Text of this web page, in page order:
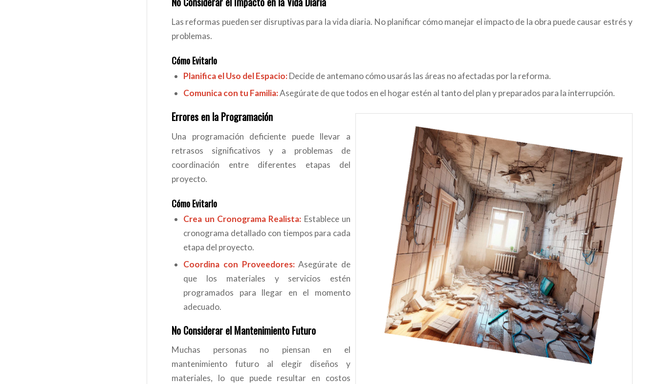
Las reformas pueden ser disruptivas para la vida diaria. No planificar cómo manejar el impacto de la obra puede causar estrés y
problemas.
Cómo Evitarlo
Planifica el Uso del Espacio:Decide de antemano cómo usarás las áreas no afectadas por la reforma.
Comunica con tu Familia:Asegúrate de que todos en el hogar estén al tanto del plan y preparados para la interrupción.
Errores en la Programación
Una programación deficiente puede llevar a
retrasos significativos y a problemas de
coordinación entre diferentes etapas del
proyecto.
Cómo Evitarlo
Crea un Cronograma Realista: Establece un
cronograma detallado con tiempos para cada
etapa del proyecto.
Coordina con Proveedores:Asegúrate de
que los materiales y servicios estén
programados para llegar en el momento
adecuado.
No Considerar el Mantenimiento Futuro
Muchas personas no piensan en el
mantenimiento futuro al elegir diseños y
materiales, lo que puede resultar en costos